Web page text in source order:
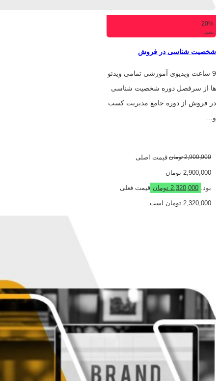
20%
تخفیف
شخصیت شناسی در فروش
9 ساعت ویدیوی آموزشی تمامی ویدئو
ها از سرفصل دوره شخصیت شناسی
در فروش از دوره جامع مدیریت کسب
و…
2,900,000 تومان قیمت اصلی
2,900,000 تومان
بود. 2,320,000 تومان قیمت فعلی
2,320,000 تومان است.